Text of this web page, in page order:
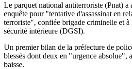
Le parquet national antiterroriste (Pnat) a
enquête pour "tentative d'assassinat en
terroriste", confiée brigade criminelle et
sécurité intérieure (DGSI).
Un premier bilan de la préfecture de
blessés dont deux en "urgence absolue",
baisse.